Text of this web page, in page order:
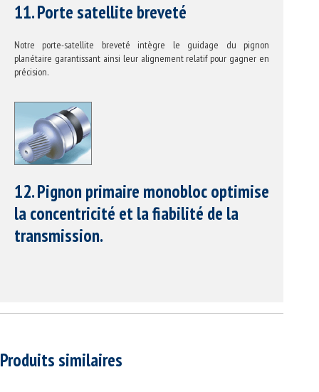
11. Porte satellite breveté
Notre porte-satellite breveté intègre le guidage du pignon
planétaire garantissant ainsi leur alignement relatif pour gagner en
précision.
12. Pignon primaire monobloc optimise
la concentricité et la fiabilité de la
transmission.
Produits similaires